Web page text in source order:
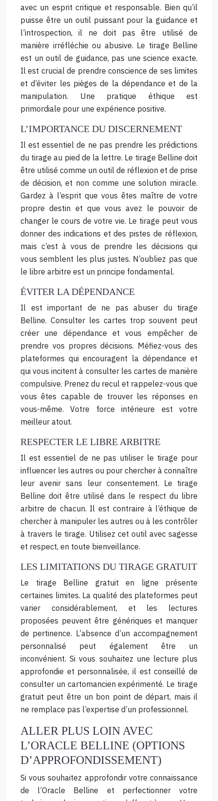
avec un esprit critique et responsable. Bien qu’il
puisse être un outil puissant pour la guidance et
l’introspection, il ne doit pas être utilisé de
manière irréfléchie ou abusive. Le tirage Belline
est un outil de guidance, pas une science exacte.
Il est crucial de prendre conscience de ses limites
et d’éviter les pièges de la dépendance et de la
manipulation. Une pratique éthique est
primordiale pour une expérience positive.
L’IMPORTANCE DU DISCERNEMENT
Il est essentiel de ne pas prendre les prédictions
du tirage au pied de la lettre. Le tirage Belline doit
être utilisé comme un outil de réflexion et de prise
de décision, et non comme une solution miracle.
Gardez à l’esprit que vous êtes maître de votre
propre destin et que vous avez le pouvoir de
changer le cours de votre vie. Le tirage peut vous
donner des indications et des pistes de réflexion,
mais c’est à vous de prendre les décisions qui
vous semblent les plus justes. N’oubliez pas que
le libre arbitre est un principe fondamental.
ÉVITER LA DÉPENDANCE
Il est important de ne pas abuser du tirage
Belline. Consulter les cartes trop souvent peut
créer une dépendance et vous empêcher de
prendre vos propres décisions. Méfiez-vous des
plateformes qui encouragent la dépendance et
qui vous incitent à consulter les cartes de manière
compulsive. Prenez du recul et rappelez-vous que
vous êtes capable de trouver les réponses en
vous-même. Votre force intérieure est votre
meilleur atout.
RESPECTER LE LIBRE ARBITRE
Il est essentiel de ne pas utiliser le tirage pour
influencer les autres ou pour chercher à connaître
leur avenir sans leur consentement. Le tirage
Belline doit être utilisé dans le respect du libre
arbitre de chacun. Il est contraire à l’éthique de
chercher à manipuler les autres ou à les contrôler
à travers le tirage. Utilisez cet outil avec sagesse
et respect, en toute bienveillance.
LES LIMITATIONS DU TIRAGE GRATUIT
Le tirage Belline gratuit en ligne présente
certaines limites. La qualité des plateformes peut
varier considérablement, et les lectures
proposées peuvent être génériques et manquer
de pertinence. L’absence d’un accompagnement
personnalisé peut également être un
inconvénient. Si vous souhaitez une lecture plus
approfondie et personnalisée, il est conseillé de
consulter un cartomancien expérimenté. Le tirage
gratuit peut être un bon point de départ, mais il
ne remplace pas l’expertise d’un professionnel.
ALLER PLUS LOIN AVEC
L’ORACLE BELLINE (OPTIONS
D’APPROFONDISSEMENT)
Si vous souhaitez approfondir votre connaissance
de l’Oracle Belline et perfectionner votre